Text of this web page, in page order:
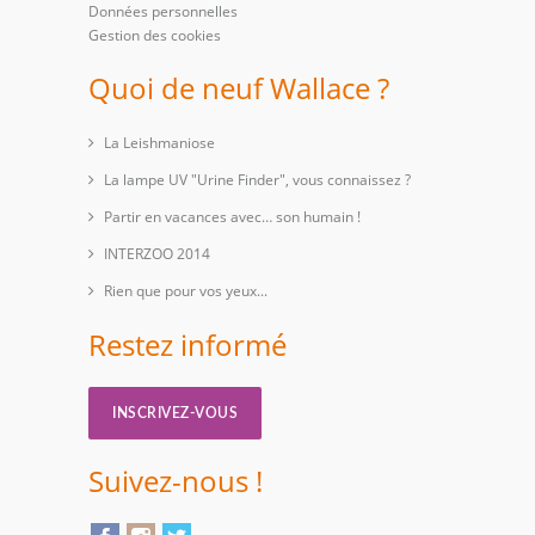
Données personnelles
Gestion des cookies
Quoi de neuf Wallace ?
La Leishmaniose
La lampe UV "Urine Finder", vous connaissez ?
Partir en vacances avec… son humain !
INTERZOO 2014
Rien que pour vos yeux...
Restez informé
INSCRIVEZ-VOUS
Suivez-nous !